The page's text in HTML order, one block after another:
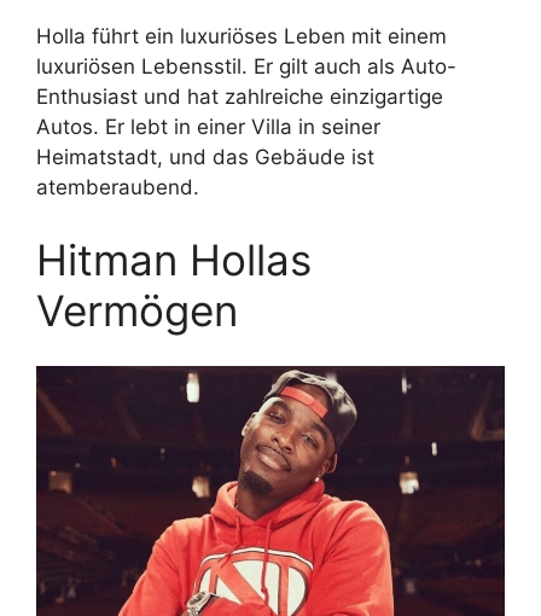
Holla führt ein luxuriöses Leben mit einem
luxuriösen Lebensstil. Er gilt auch als Auto-
Enthusiast und hat zahlreiche einzigartige
Autos. Er lebt in einer Villa in seiner
Heimatstadt, und das Gebäude ist
atemberaubend.
Hitman Hollas
Vermögen